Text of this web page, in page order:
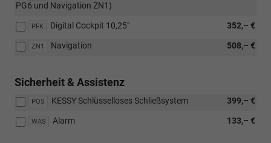
PG6 und Navigation ZN1)
PFK 352,– €
Digital Cockpit 10,25"
ZN1 508,– €
Navigation
Sicherheit & Assistenz
PQS 399,– €
KESSY Schlüsselloses Schließsystem
WAS 133,– €
Alarm